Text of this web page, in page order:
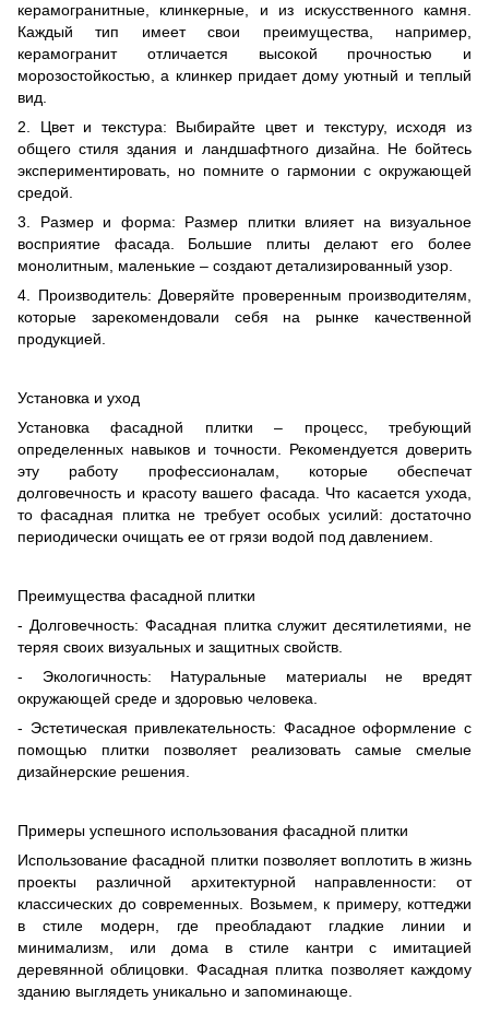
керамогранитные, клинкерные, и из искусственного камня.
Каждый тип имеет свои преимущества, например,
керамогранит отличается высокой прочностью и
морозостойкостью, а клинкер придает дому уютный и теплый
вид.
2. Цвет и текстура: Выбирайте цвет и текстуру, исходя из
общего стиля здания и ландшафтного дизайна. Не бойтесь
экспериментировать, но помните о гармонии с окружающей
средой.
3. Размер и форма: Размер плитки влияет на визуальное
восприятие фасада. Большие плиты делают его более
монолитным, маленькие – создают детализированный узор.
4. Производитель: Доверяйте проверенным производителям,
которые зарекомендовали себя на рынке качественной
продукцией.
Установка и уход
Установка фасадной плитки – процесс, требующий
определенных навыков и точности. Рекомендуется доверить
эту работу профессионалам, которые обеспечат
долговечность и красоту вашего фасада. Что касается ухода,
то фасадная плитка не требует особых усилий: достаточно
периодически очищать ее от грязи водой под давлением.
Преимущества фасадной плитки
- Долговечность: Фасадная плитка служит десятилетиями, не
теряя своих визуальных и защитных свойств.
- Экологичность: Натуральные материалы не вредят
окружающей среде и здоровью человека.
- Эстетическая привлекательность: Фасадное оформление с
помощью плитки позволяет реализовать самые смелые
дизайнерские решения.
Примеры успешного использования фасадной плитки
Использование фасадной плитки позволяет воплотить в жизнь
проекты различной архитектурной направленности: от
классических до современных. Возьмем, к примеру, коттеджи
в стиле модерн, где преобладают гладкие линии и
минимализм, или дома в стиле кантри с имитацией
деревянной облицовки. Фасадная плитка позволяет каждому
зданию выглядеть уникально и запоминающе.